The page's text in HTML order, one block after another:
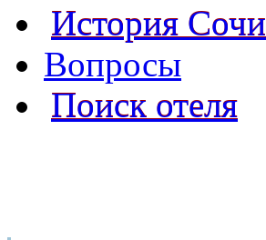
История Сочи
Вопросы
Поиск отеля